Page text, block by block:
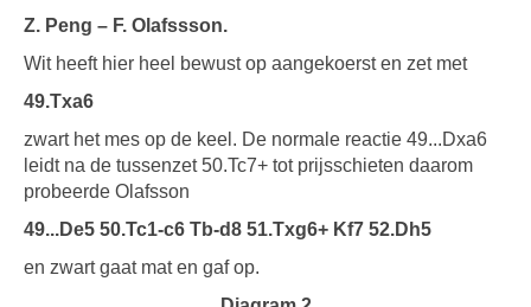
Z. Peng – F. Olafssson.
Wit heeft hier heel bewust op aangekoerst en zet met
49.Txa6
zwart het mes op de keel. De normale reactie 49...Dxa6
leidt na de tussenzet 50.Tc7+ tot prijsschieten daarom
probeerde Olafsson
49...De5 50.Tc1-c6 Tb-d8 51.Txg6+ Kf7 52.Dh5
en zwart gaat mat en gaf op.